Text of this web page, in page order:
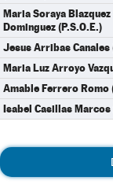
Maria Soraya Blazquez
Dominguez (P.S.O.E.)
Jesus Arribas Canales
Maria Luz Arroyo
Amable Ferrero Romo
Isabel Casillas Marcos